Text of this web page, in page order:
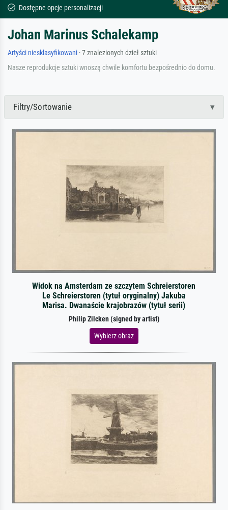
Dostępne opcje personalizacji
Johan Marinus Schalekamp
Artyści niesklasyfikowani · 7 znalezionych dzieł sztuki
Nasze reprodukcje sztuki wnoszą chwile komfortu bezpośrednio do domu.
Filtry/Sortowanie
Widok na Amsterdam ze szczytem Schreierstoren
Le Schreierstoren (tytuł oryginalny) Jakuba
Marisa. Dwanaście krajobrazów (tytuł serii)
Philip Zilcken (signed by artist)
Wybierz obraz